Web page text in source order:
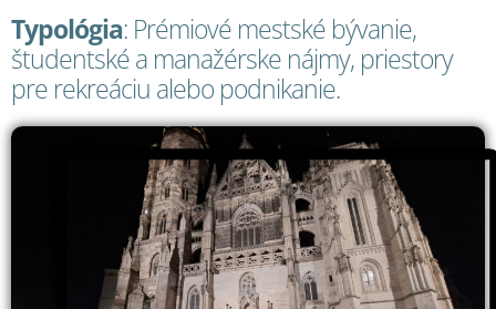
Typológia: Prémiové mestské bývanie,
študentské a manažérske nájmy, priestory
pre rekreáciu alebo podnikanie.